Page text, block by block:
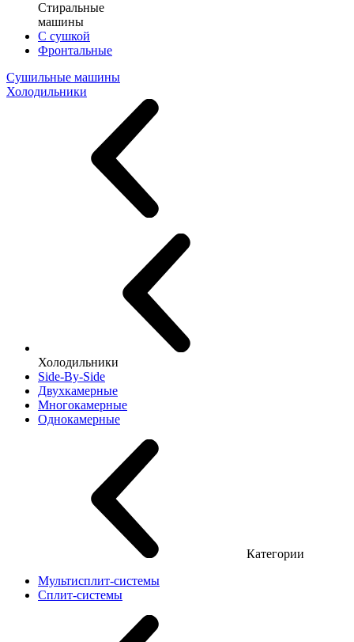
Стиральные
машины
С сушкой
Фронтальные
Сушильные машины
Холодильники
Холодильники
Side-By-Side
Двухкамерные
Многокамерные
Однокамерные
Категории
Мультисплит-системы
Сплит-системы